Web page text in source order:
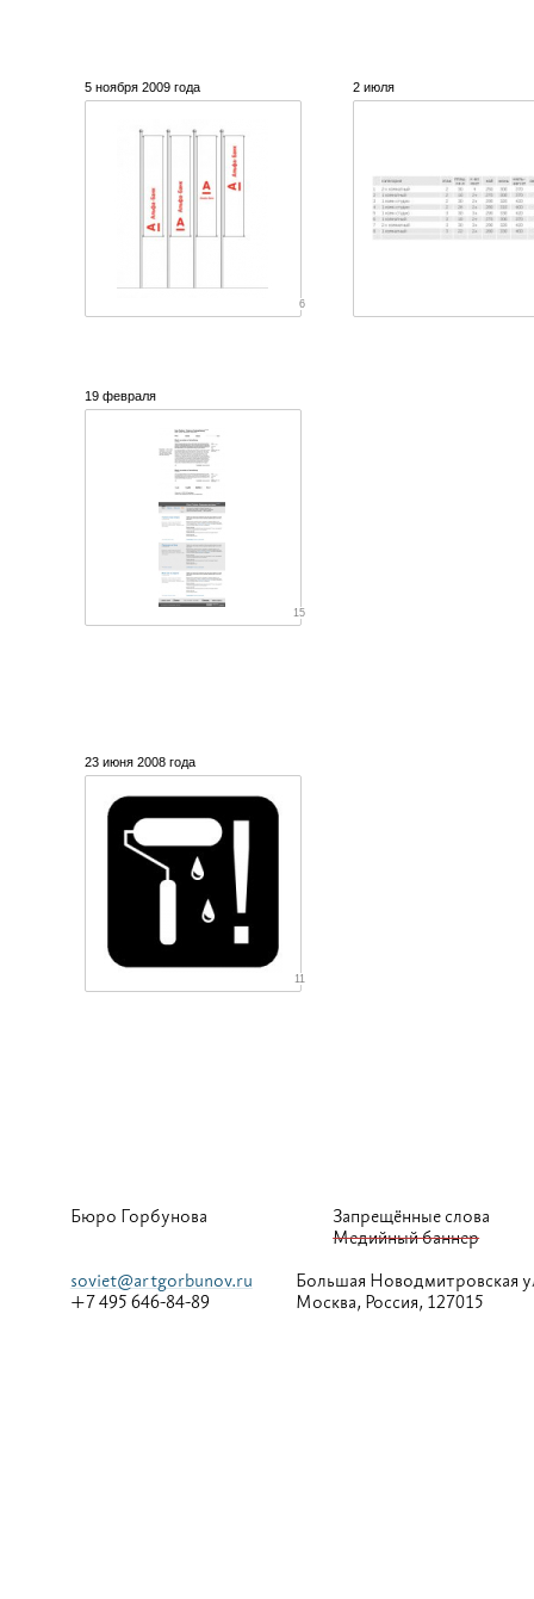
5 ноября 2009 года
6
2 июля
19 февраля
15
23 июня 2008 года
11
Бюро Горбунова
Запрещённые слова
Медийный баннер
soviet@artgorbunov.ru
+7 495 646-84-89
Большая Новодмитровская
Москва, Россия, 127015